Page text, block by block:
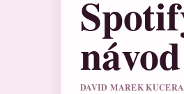
DAVID MAREK